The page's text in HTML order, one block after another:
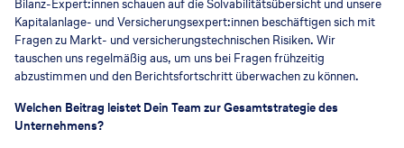
Bilanz-Expert:innen schauen auf die Solvabilitätsübersicht und unsere
Kapitalanlage- und Versicherungsexpert:innen beschäftigen sich mit
Fragen zu Markt- und versicherungstechnischen Risiken. Wir
tauschen uns regelmäßig aus, um uns bei Fragen frühzeitig
abzustimmen und den Berichtsfortschritt überwachen zu können.
Welchen Beitrag leistet Dein Team zur Gesamtstrategie des
Unternehmens?